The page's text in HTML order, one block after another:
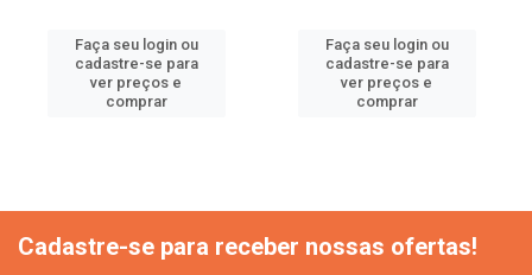
Faça seu login ou
cadastre-se para
ver preços e
comprar
Faça seu login ou
cadastre-se para
ver preços e
comprar
Cadastre-se para receber nossas ofertas!